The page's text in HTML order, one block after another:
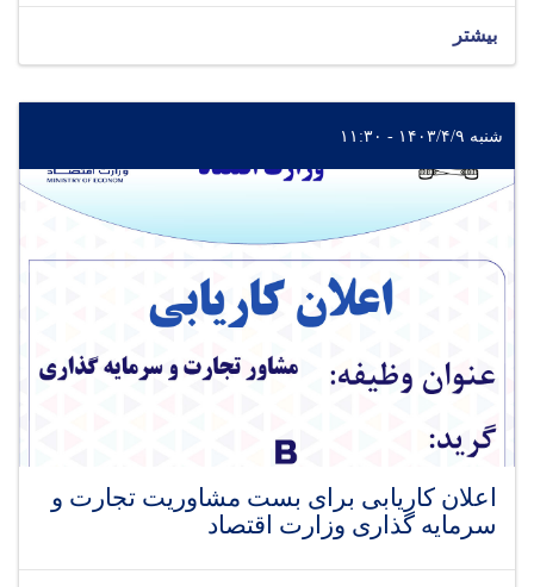
بیشتر
شنبه ۱۴۰۳/۴/۹ - ۱۱:۳۰
اعلان کاریابی برای بست مشاوریت تجارت و
سرمایه گذاری وزارت اقتصاد